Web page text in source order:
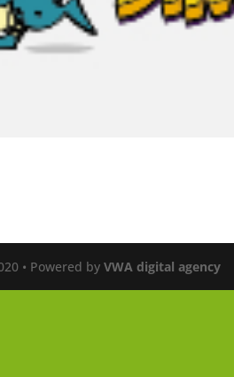
• Powered byVWA digital agency